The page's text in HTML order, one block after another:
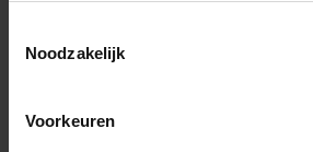
Noodzakelijk
Voorkeuren